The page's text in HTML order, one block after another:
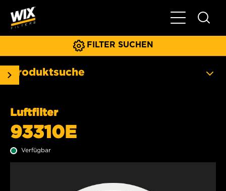
FILTER SUCHEN
Produktsuche
Luftfilter
93310E
Verfügbar